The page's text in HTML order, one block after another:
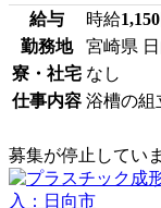
給与 時給1,150
勤務地
宮崎県
寮・社宅 なし
仕事内容 浴槽の組
募集が停止してい